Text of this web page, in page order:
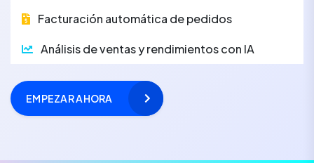
Facturación automática de pedidos
Análisis de ventas y rendimientos con IA
EMPEZAR AHORA